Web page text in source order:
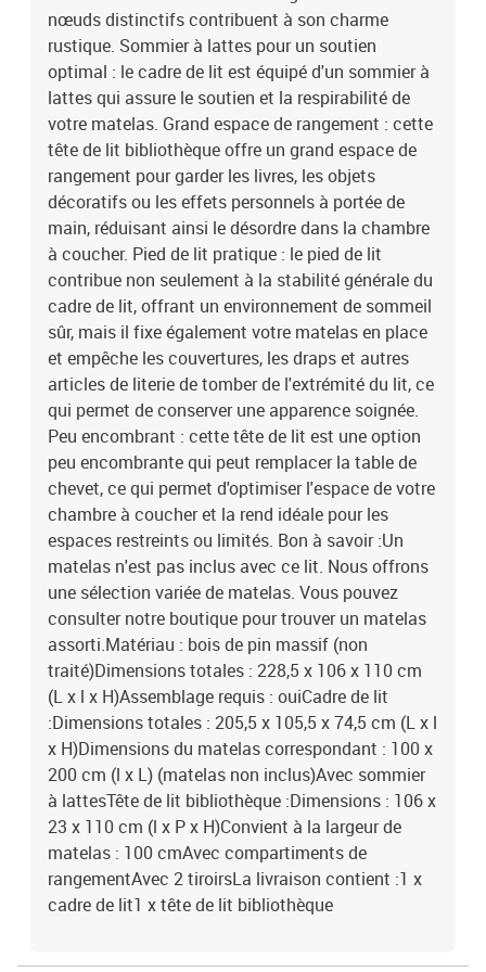
nœuds distinctifs contribuent à son charme
rustique. Sommier à lattes pour un soutien
optimal : le cadre de lit est équipé d'un sommier à
lattes qui assure le soutien et la respirabilité de
votre matelas. Grand espace de rangement : cette
tête de lit bibliothèque offre un grand espace de
rangement pour garder les livres, les objets
décoratifs ou les effets personnels à portée de
main, réduisant ainsi le désordre dans la chambre
à coucher. Pied de lit pratique : le pied de lit
contribue non seulement à la stabilité générale du
cadre de lit, offrant un environnement de sommeil
sûr, mais il fixe également votre matelas en place
et empêche les couvertures, les draps et autres
articles de literie de tomber de l'extrémité du lit, ce
qui permet de conserver une apparence soignée.
Peu encombrant : cette tête de lit est une option
peu encombrante qui peut remplacer la table de
chevet, ce qui permet d'optimiser l'espace de votre
chambre à coucher et la rend idéale pour les
espaces restreints ou limités. Bon à savoir :Un
matelas n'est pas inclus avec ce lit. Nous offrons
une sélection variée de matelas. Vous pouvez
consulter notre boutique pour trouver un matelas
assorti.Matériau : bois de pin massif (non
traité)Dimensions totales : 228,5 x 106 x 110 cm
(L x l x H)Assemblage requis : ouiCadre de lit
:Dimensions totales : 205,5 x 105,5 x 74,5 cm (L x l
x H)Dimensions du matelas correspondant : 100 x
200 cm (l x L) (matelas non inclus)Avec sommier
à lattesTête de lit bibliothèque :Dimensions : 106 x
23 x 110 cm (l x P x H)Convient à la largeur de
matelas : 100 cmAvec compartiments de
rangementAvec 2 tiroirsLa livraison contient :1 x
cadre de lit1 x tête de lit bibliothèque